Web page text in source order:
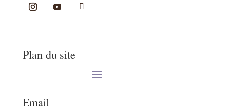
Plan du site
Email